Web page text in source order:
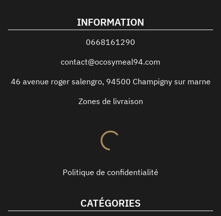
INFORMATION
0668161290
contact@ocosymeal94.com
46 avenue roger salengro, 94500 Champigny sur marne
Zones de livraison
Politique de confidentialité
CATÉGORIES